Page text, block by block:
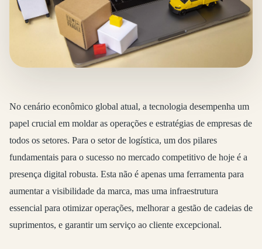
No cenário econômico global atual, a tecnologia desempenha um
papel crucial em moldar as operações e estratégias de empresas de
todos os setores. Para o setor de logística, um dos pilares
fundamentais para o sucesso no mercado competitivo de hoje é a
presença digital robusta. Esta não é apenas uma ferramenta para
aumentar a visibilidade da marca, mas uma infraestrutura
essencial para otimizar operações, melhorar a gestão de cadeias de
suprimentos, e garantir um serviço ao cliente excepcional.